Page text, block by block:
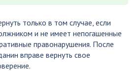
только в том случае, если
и не имеет непогашенные
правонарушения. После
вправе вернуть свое